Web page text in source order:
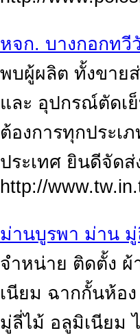
หจก. บางกอกทวี
พบผู้ผลิต ทั้งขาย
และ อุปกรณ์ตัดเ
ต้องการทุกประเ
ประเทศ ยินดีจัด
http://
ม่านบูรพา ม่าน มู่
จำหน่าย ติดตั้ง
เนียม ฉากกั้นห้อ
มู่ลี่ไม้ อลูมิเนียม